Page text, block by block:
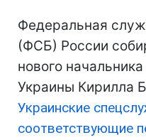
Федеральная
(ФСБ) России
нового
Украины Кирилла
Украинские
соответствующие